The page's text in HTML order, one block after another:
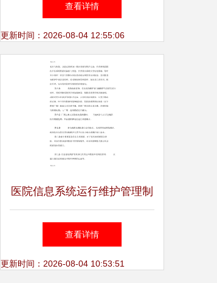
查看详情
更新时间：2026-08-04 12:55:06
医院信息系统运行维护管理制
度
查看详情
更新时间：2026-08-04 10:53:51